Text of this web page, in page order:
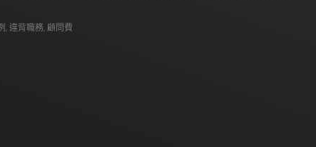
,違背職務,顧問費